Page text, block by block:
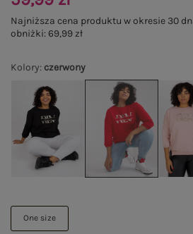
Kolory: czerwony
One size
Najniższa cena produktu w okresie 30
obniżki:69,99 zł